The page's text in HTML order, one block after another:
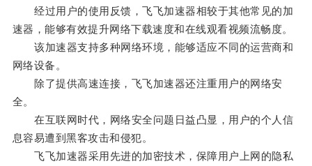
经过用户的使用反馈，飞飞加速器相较于其他常见的加
速器，能够有效提升网络下载速度和在线观看视频流畅度。
该加速器支持多种网络环境，能够适应不同的运营商和
网络设备。
除了提供高速连接，飞飞加速器还注重用户的网络安
全。
在互联网时代，网络安全问题日益凸显，用户的个人信
息容易遭到黑客攻击和侵犯。
飞飞加速器采用先进的加密技术，保障用户上网的隐私